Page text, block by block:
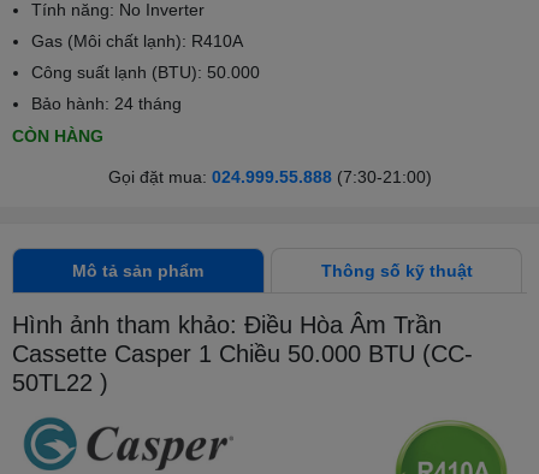
Tính năng: No Inverter
Gas (Môi chất lạnh): R410A
Công suất lạnh (BTU): 50.000
Bảo hành: 24 tháng
CÒN HÀNG
Gọi đặt mua: 024.999.55.888(7:30-21:00)
Mô tả sản phẩm Thông số kỹ thuật
Hình ảnh tham khảo: Điều Hòa Âm Trần
Cassette Casper 1 Chiều 50.000 BTU (CC-
50TL22 )